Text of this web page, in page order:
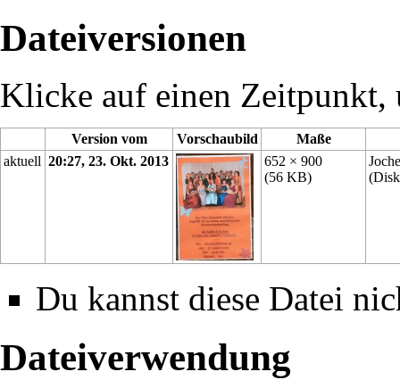
Dateiversionen
Klicke auf einen Zeitpunkt,
Version vom Vorschaubild
Maße
aktuell 20:27, 23. Okt. 2013
652 × 900
(56 KB)
(
Du kannst diese Datei
Dateiverwendung